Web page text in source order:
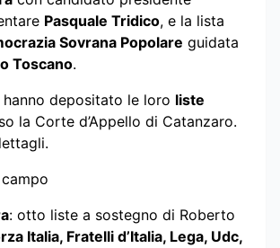
Pasquale Tridico, e la lista
Sovrana Popolare guidata
Toscano.
depositato le loro liste
la Corte d’Appello di Catanzaro.
: otto liste a sostegno di Roberto
Italia, Fratelli d’Italia, Lega, Udc,